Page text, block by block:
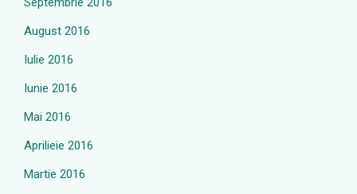
August 2016
Iulie 2016
Iunie 2016
Mai 2016
Aprilieie 2016
Martie 2016